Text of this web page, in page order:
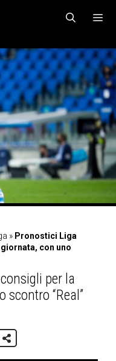
MENU
» Pronostici Liga
con uno
per la
“Real”